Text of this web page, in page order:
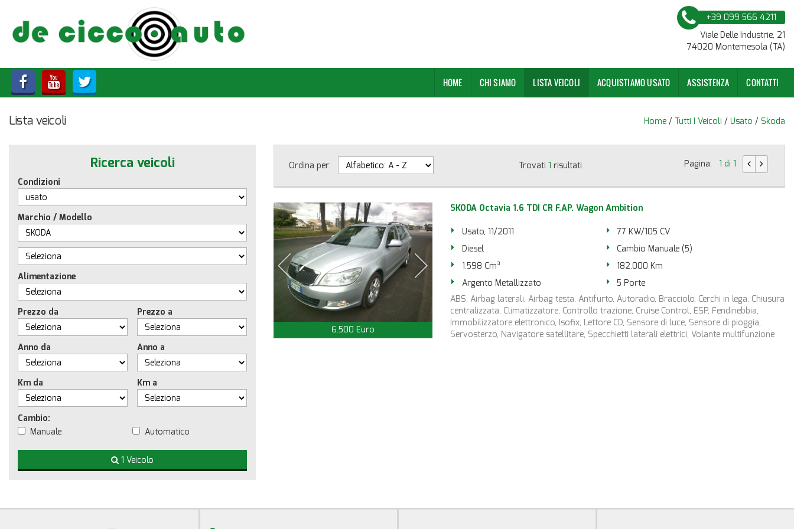
LISTA VEICOLI
ACQUISTIAMO USATO
CONTATTI
+39 099 566 4211
Viale Delle Industrie, 21
74020 Montemesola (TA)
HOME CHI SIAMO LISTA VEICOLI ACQUISTIAMO USATO ASSISTENZA CONTATTI
Lista veicoli Home / Tutti I Veicoli / Usato / Skoda
Ricerca veicoli
Condizioni
Marchio / Modello
Alimentazione
Prezzo da Prezzo a
Anno da Anno a
Km da Km a
Cambio:
Manuale
Automatico
1 Veicolo
Ordina per: Trovati 1 risultati Pagina: 1 di 1
6.500 Euro
SKODA Octavia 1.6 TDI CR F.AP. Wagon Ambition
Usato, 11/2011
77 KW/105 CV
Diesel
Cambio Manuale (5)
1.598 Cm³
182.000 Km
Argento Metallizzato
5 Porte
ABS, Airbag laterali, Airbag testa, Antifurto, Autoradio, Bracciolo, Cerchi in lega, Chiusura
centralizzata, Climatizzatore, Controllo trazione, Cruise Control, ESP, Fendinebbia,
Immobilizzatore elettronico, Isofix, Lettore CD, Sensore di luce, Sensore di pioggia,
Servosterzo, Navigatore satellitare, Specchietti laterali elettrici, Volante multifunzione